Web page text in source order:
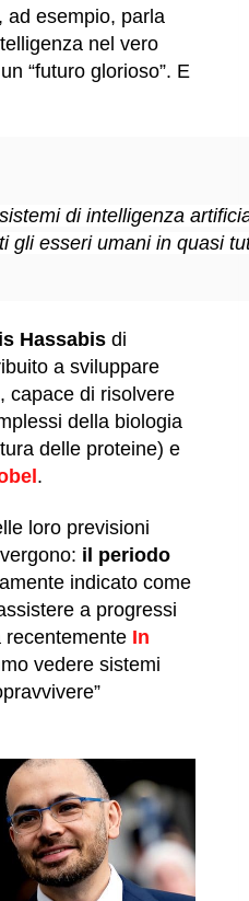
ad esempio, parla
nel vero
“futuro glorioso”. E
di intelligenza
gli esseri umani in quasi
Hassabis di
a sviluppare
capace di risolvere
della biologia
delle proteine) e
.
loro previsioni
il periodo
indicato come
a progressi
recentemente In
vedere sistemi